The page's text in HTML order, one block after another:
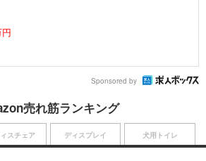
Sponsored by
売れ筋ランキング
スチェア ディスプレイ 犬用トイレ